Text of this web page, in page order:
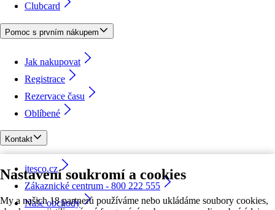
Nastavení soukromí a cookies
My a našich 18 partnerů používáme nebo ukládáme soubory cookies,
Clubcard
Pomoc s prvním nákupem
Jak nakupovat
Registrace
Rezervace času
Oblíbené
Kontakt
itesco.cz
Zákaznické centrum - 800 222 555
Naše obchody